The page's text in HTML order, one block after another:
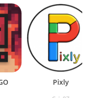
Pixly